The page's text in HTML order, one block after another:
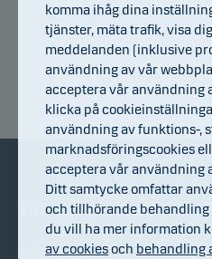
Mer information finner du
Om Danske Invest
Om Danske Invest
komma ihåg dina
tjänster, mäta trafik, visa
meddelanden (inklusive
användning av vår
acceptera vår användning
klicka på
användning av funktions-,
marknadsföringscookies
acceptera vår användning
Ditt samtycke omfattar
och tillhörande behandling
du vill ha mer information
av cookiesoch behandling